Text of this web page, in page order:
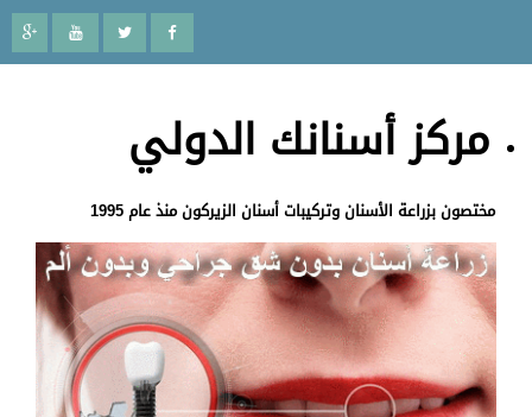
مركز أسنانك الدولي
مختصون بزراعة الأسنان وتركيبات أسنان الزيركون منذ عام 1995